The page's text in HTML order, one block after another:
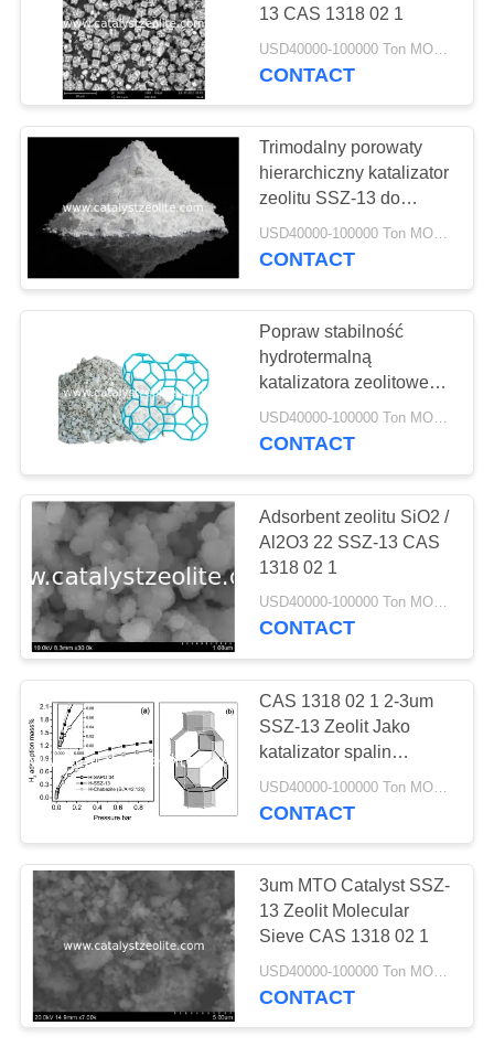
13 CAS 1318 02 1
CONTACT
Trimodalny porowaty
hierarchiczny katalizator
zeolitu SSZ-13 do
reakcji metanol-olefiny
USD40000-100000 Ton MOQ:1 KG
CONTACT
Popraw stabilność
hydrotermalną
katalizatora zeolitowego
Cu-SSZ-13 poprzez
ładowanie Ce
USD40000-100000 Ton MOQ:1 KG
CONTACT
Adsorbent zeolitu SiO2 /
Al2O3 22 SSZ-13 CAS
1318 02 1
USD40000-100000 Ton MOQ:1 KG
CONTACT
CAS 1318 02 1 2-3um
SSZ-13 Zeolit ​​Jako
katalizator spalin
samochodowych
CONTACT
3um MTO Catalyst SSZ-
13 Zeolit ​​Molecular
Sieve CAS 1318 02 1
CONTACT